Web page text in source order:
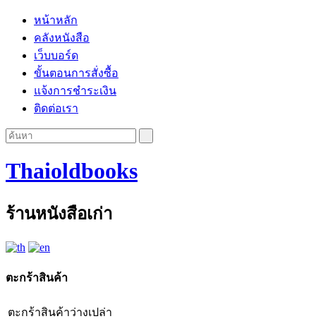
หน้าหลัก
คลังหนังสือ
เว็บบอร์ด
ขั้นตอนการสั่งซื้อ
แจ้งการชำระเงิน
ติดต่อเรา
Thaioldbooks
ร้านหนังสือเก่า
ตะกร้าสินค้า
ตะกร้าสินค้าว่างเปล่า